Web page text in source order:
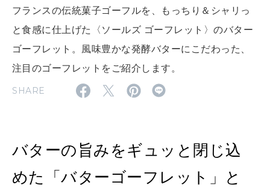
わたしができること
CULTURE
自分を耕す
MAGAZINE
フランスの伝統菓子ゴーフルを、もっちり＆シャリっ
と食感に仕上げた〈ソールズ ゴーフレット〉のバター
ゴーフレット。風味豊かな発酵バターにこだわった、
注目のゴーフレットをご紹介します。
SHARE
バターの旨みをギュッと閉じ込
めた「バターゴーフレット」と